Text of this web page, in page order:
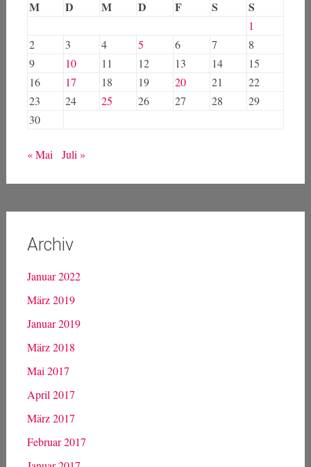
M D M D F S S
1
2
3 4 5 6 7
8
9
10 11 12 13 14
15
16
17 18 19 20 21
22
23
24 25 26 27 28
29
30
« Mai Juli »
Archiv
Januar 2022
März 2019
Januar 2019
März 2018
Mai 2017
April 2017
März 2017
Februar 2017